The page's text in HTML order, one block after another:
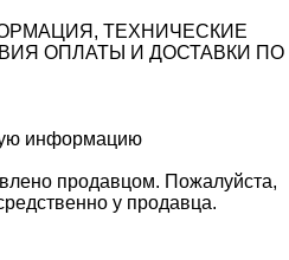
ТЕХНИЧЕСКИЕ
ОПЛАТЫ И ДОСТАВКИ ПО
информацию
продавцом. Пожалуйста,
у продавца.